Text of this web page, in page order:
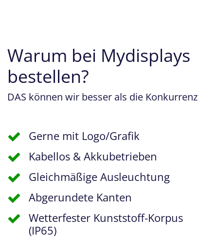
Warum bei Mydisplays
bestellen?
DAS können wir besser als die Konkurrenz
Gerne mit Logo/Grafik
Kabellos & Akkubetrieben
Gleichmäßige Ausleuchtung
Abgerundete Kanten
Wetterfester Kunststoff-Korpus
(IP65)